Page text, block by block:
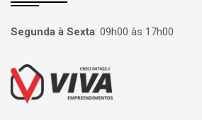
Segunda à Sexta: 09h00 às 17h00
Página inicial